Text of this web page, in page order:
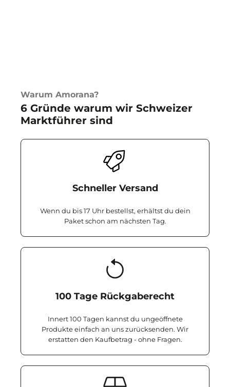
Warum Amorana?
6 Gründe warum wir Schweizer
Marktführer sind
Schneller Versand
Wenn du bis 17 Uhr bestellst, erhältst du dein
Paket schon am nächsten Tag.
100 Tage Rückgaberecht
Innert 100 Tagen kannst du ungeöffnete
Produkte einfach an uns zurücksenden. Wir
erstatten den Kaufbetrag - ohne Fragen.